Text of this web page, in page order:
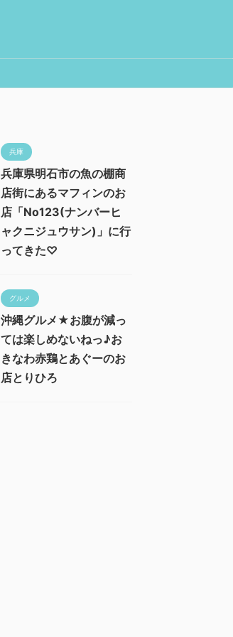
兵庫
兵庫県明石市の魚の棚商
店街にあるマフィンのお
店「No123(ナンバーヒ
ャクニジュウサン)」に行
ってきた♡
グルメ
沖縄グルメ★お腹が減っ
ては楽しめないねっ♪お
きなわ赤鶏とあぐーのお
店とりひろ